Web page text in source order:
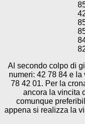
Al secondo colpo di
numeri: 42 78 84 e
78 42 01. Per la
ancora la vincita
comunque
appena si realizza la